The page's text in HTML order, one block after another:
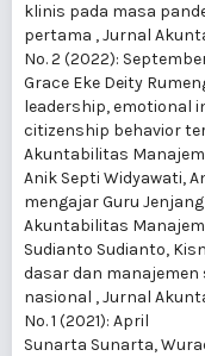
klinis pada masa
pertama ,Jurnal
No. 2 (2022):
Grace Eke Deity
leadership, emotional
citizenship behavior
Akuntabilitas
Anik Septi Widyawati,
mengajar Guru Jenjang
Akuntabilitas
Sudianto Sudianto,
dasar dan manajemen
nasional ,Jurnal
No. 1 (2021): April
Sunarta Sunarta,